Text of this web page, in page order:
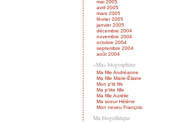
mai 2005
avril 2005
mars 2005
février 2005
janvier 2005
décembre 2004
novembre 2004
octobre 2004
septembre 2004
août 2004
«Ma» blogosphère
Ma fille Andréanne
Ma fille Marie-Élaine
Mon p'tit fils
Ma p'tite fille
Ma fille Aurélie
Ma soeur Hélène
Mon neveu François
Ma blogothèque